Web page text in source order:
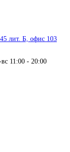
лит. Б, офис 103
11:00 - 20:00